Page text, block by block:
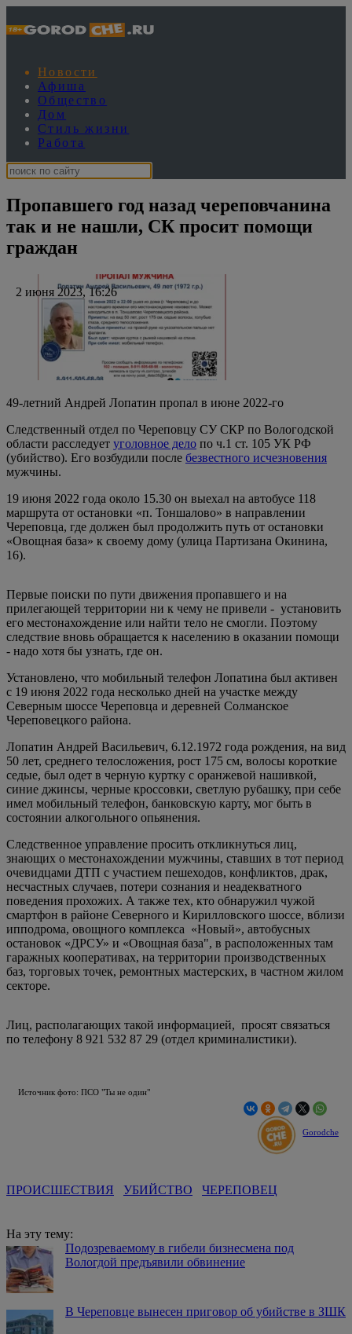
Новости
Афиша
Общество
Дом
Стиль жизни
Работа
Пропавшего год назад череповчанина
так и не нашли, СК просит помощи
граждан
2 июня 2023, 16:26
49-летний Андрей Лопатин пропал в июне 2022-го
Следственный отдел по Череповцу СУ СКР по Вологодской
области расследует уголовное дело по ч.1 ст. 105 УК РФ
(убийство). Его возбудили после безвестного исчезновения
мужчины.
19 июня 2022 года около 15.30 он выехал на автобусе 118
маршрута от остановки «п. Тоншалово» в направлении
Череповца, где должен был продолжить путь от остановки
«Овощная база» к своему дому (улица Партизана Окинина,
16).
Первые поиски по пути движения пропавшего и на
прилегающей территории ни к чему не привели - установить
его местонахождение или найти тело не смогли. Поэтому
следствие вновь обращается к населению в оказании помощи
- надо хотя бы узнать, где он.
Установлено, что мобильный телефон Лопатина был активен
с 19 июня 2022 года несколько дней на участке между
Северным шоссе Череповца и деревней Солманское
Череповецкого района.
Лопатин Андрей Васильевич, 6.12.1972 года рождения, на вид
50 лет, среднего телосложения, рост 175 см, волосы короткие
седые, был одет в черную куртку с оранжевой нашивкой,
синие джинсы, черные кроссовки, светлую рубашку, при себе
имел мобильный телефон, банковскую карту, мог быть в
состоянии алкогольного опьянения.
Следственное управление просить откликнуться лиц,
знающих о местонахождении мужчины, ставших в тот период
очевидцами ДТП с участием пешеходов, конфликтов, драк,
несчастных случаев, потери сознания и неадекватного
поведения прохожих. А также тех, кто обнаружил чужой
смартфон в районе Северного и Кирилловского шоссе, вблизи
ипподрома, овощного комплекса «Новый», автобусных
остановок «ДРСУ» и «Овощная база", в расположенных там
гаражных кооперативах, на территории производственных
баз, торговых точек, ремонтных мастерских, в частном жилом
секторе.
Лиц, располагающих такой информацией, просят связаться
по телефону 8 921 532 87 29 (отдел криминалистики).
Источник фото: ПСО "Ты не один"
Gorodche
ПРОИСШЕСТВИЯ УБИЙСТВО ЧЕРЕПОВЕЦ
На эту тему:
Подозреваемому в гибели бизнесмена под
Вологдой предъявили обвинение
В Череповце вынесен приговор об убийстве в ЗШК